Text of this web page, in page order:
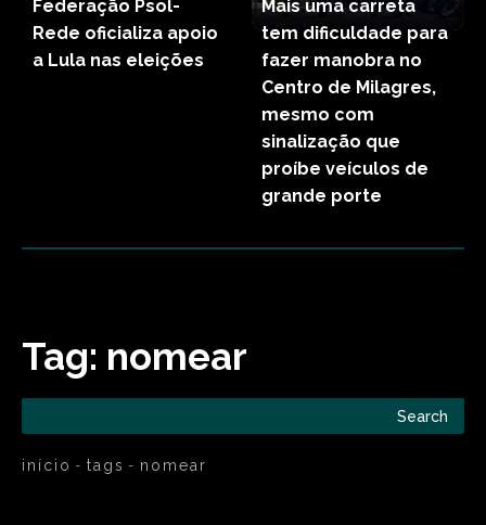
Federação Psol-
Rede oficializa apoio
a Lula nas eleições
Mais uma carreta
tem dificuldade para
fazer manobra no
Centro de Milagres,
mesmo com
sinalização que
proíbe veículos de
grande porte
Tag: nomear
Search
início tags nomear